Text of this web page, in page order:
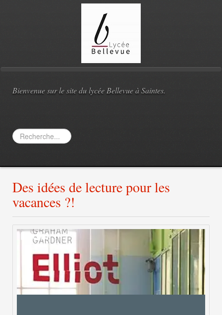
Bienvenue sur le site du lycée Bellevue à Saintes.
Rechercher
Des idées de lecture pour les
vacances ?!